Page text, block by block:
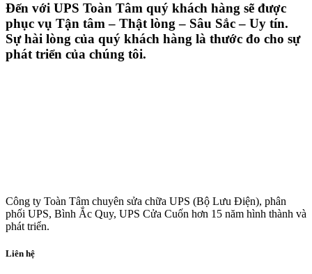
Đến với UPS Toàn Tâm quý khách hàng sẽ được
phục vụ Tận tâm – Thật lòng – Sâu Sắc – Uy tín.
Sự hài lòng của quý khách hàng là thước đo cho sự
phát triển của chúng tôi.
Công ty Toàn Tâm chuyên sửa chữa UPS (Bộ Lưu Điện), phân
phối UPS, Bình Ắc Quy, UPS Cửa Cuốn hơn 15 năm hình thành và
phát triển.
Liên hệ